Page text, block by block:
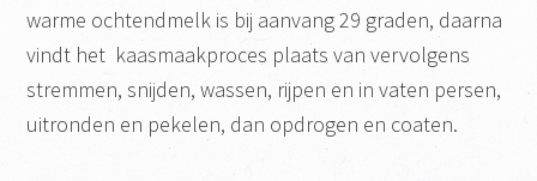
warme ochtendmelk is bij aanvang 29 graden, daarna
vindt het kaasmaakproces plaats van vervolgens
stremmen, snijden, wassen, rijpen en in vaten persen,
uitronden en pekelen, dan opdrogen en coaten.